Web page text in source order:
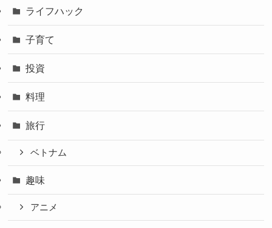
ライフハック
子育て
投資
料理
旅行
ベトナム
趣味
アニメ